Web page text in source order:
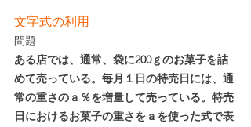
文字式の利用
問題
ある店では、通常、袋に200ｇのお菓子を詰
めて売っている。毎月１日の特売日には、通
常の重さのａ％を増量して売っている。特売
日におけるお菓子の重さをａを使った式で表